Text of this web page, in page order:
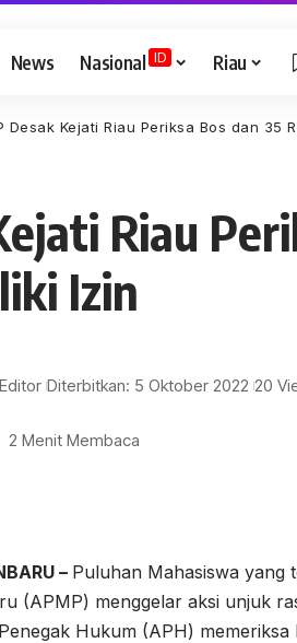
News Nasional ID Riau
Desak Kejati Riau Periksa Bos dan 35
Riau
Izin
Diterbitkan: 5 Oktober 2022 20
2 Menit Membaca
– Puluhan Mahasiswa yang
(APMP) menggelar aksi unjuk
Hukum (APH)